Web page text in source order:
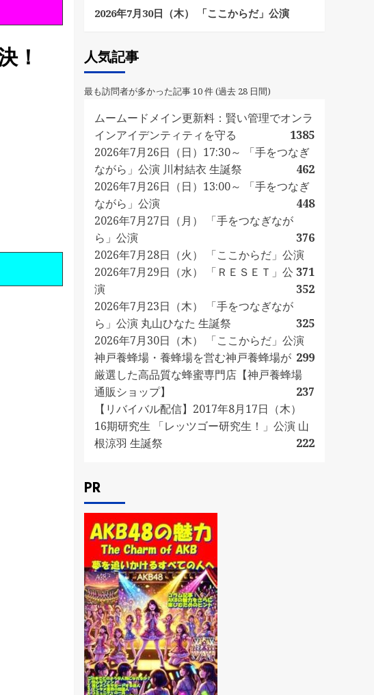
！
2026年7月30日（木） 「ここからだ」公演
人気記事
最も訪問者が多かった記事 10 件 (過去 28 日間)
ムームードメイン更新料：賢い管理でオンラ
インアイデンティティを守る
1385
2026年7月26日（日）17:30～ 「手をつなぎ
ながら」公演 川村結衣 生誕祭
462
2026年7月26日（日）13:00～ 「手をつなぎ
ながら」公演
448
2026年7月27日（月） 「手をつなぎなが
ら」公演
376
2026年7月28日（火） 「ここからだ」公演
371
2026年7月29日（水） 「ＲＥＳＥＴ」公
演
352
2026年7月23日（木） 「手をつなぎなが
ら」公演 丸山ひなた 生誕祭
325
2026年7月30日（木） 「ここからだ」公演
299
神戸養蜂場・養蜂場を営む神戸養蜂場が
厳選した高品質な蜂蜜専門店【神戸養蜂場
通販ショップ】
237
【リバイバル配信】2017年8月17日（木）
16期研究生 「レッツゴー研究生！」公演 山
根涼羽 生誕祭
222
PR